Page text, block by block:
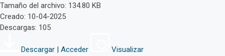
Tamaño del archivo: 134.80 KB
Creado: 10-04-2025
Descargas: 105
Descargar | Acceder Visualizar